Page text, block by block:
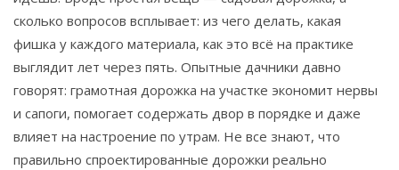
сколько вопросов всплывает: из чего делать, какая
фишка у каждого материала, как это всё на практике
выглядит лет через пять. Опытные дачники давно
говорят: грамотная дорожка на участке экономит нервы
и сапоги, помогает содержать двор в порядке и даже
влияет на настроение по утрам. Не все знают, что
правильно спроектированные дорожки реально